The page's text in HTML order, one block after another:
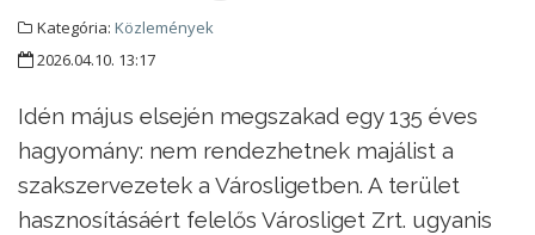
Kategória: Közlemények
2026.04.10. 13:17
Idén május elsején megszakad egy 135 éves
hagyomány: nem rendezhetnek majálist a
szakszervezetek a Városligetben. A terület
hasznosításáért felelős Városliget Zrt. ugyanis